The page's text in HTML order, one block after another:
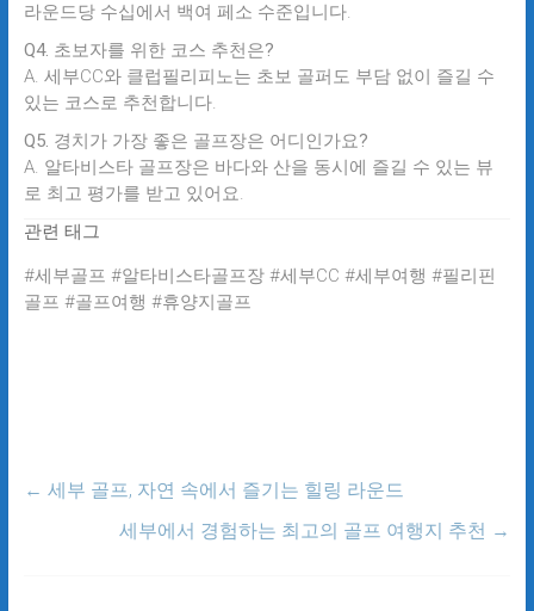
라운드당 수십에서 백여 페소 수준입니다.
Q4. 초보자를 위한 코스 추천은?
A. 세부CC와 클럽필리피노는 초보 골퍼도 부담 없이 즐길 수
있는 코스로 추천합니다.
Q5. 경치가 가장 좋은 골프장은 어디인가요?
A. 알타비스타 골프장은 바다와 산을 동시에 즐길 수 있는 뷰
로 최고 평가를 받고 있어요.
관련 태그
#세부골프 #알타비스타골프장 #세부CC #세부여행 #필리핀
골프 #골프여행 #휴양지골프
← 세부 골프, 자연 속에서 즐기는 힐링 라운드
세부에서 경험하는 최고의 골프 여행지 추천 →